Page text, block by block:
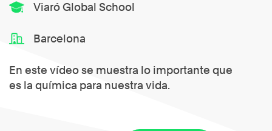
Viaró Global School
Barcelona
En este vídeo se muestra lo importante que
es la química para nuestra vida.